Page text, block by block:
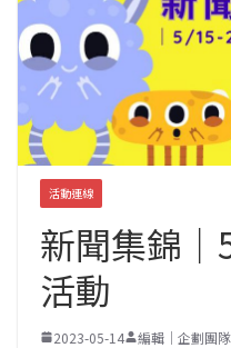
活動連線
新聞集錦
活動
2023-05-14
編輯｜企劃團隊